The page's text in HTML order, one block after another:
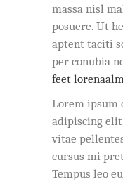
massa nisl
posuere. Ut
aptent taciti
per conubia
feet
Lorem ipsum
adipiscing
vitae
cursus mi
Tempus leo